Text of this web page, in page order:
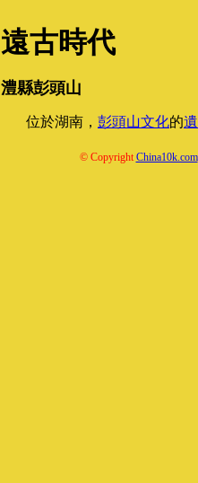
遠古時代
澧縣彭頭山
位於湖南， 彭頭山文化的
© CopyrightChina10k.com